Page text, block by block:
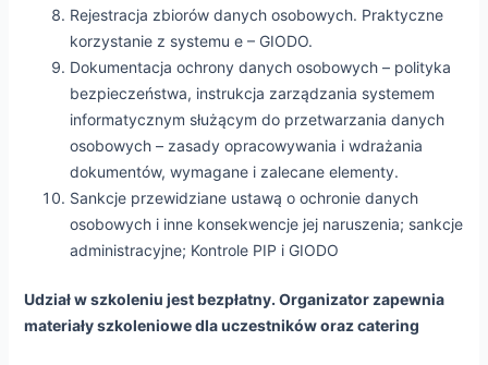
Rejestracja zbiorów danych osobowych. Praktyczne
korzystanie z systemu e – GIODO.
Dokumentacja ochrony danych osobowych – polityka
bezpieczeństwa, instrukcja zarządzania systemem
informatycznym służącym do przetwarzania danych
osobowych – zasady opracowywania i wdrażania
dokumentów, wymagane i zalecane elementy.
Sankcje przewidziane ustawą o ochronie danych
osobowych i inne konsekwencje jej naruszenia; sankcje
administracyjne; Kontrole PIP i GIODO
Udział w szkoleniu jest bezpłatny. Organizator zapewnia
materiały szkoleniowe dla uczestników oraz catering